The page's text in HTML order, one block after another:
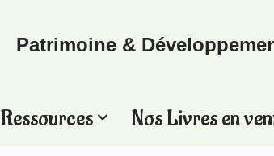
Patrimoine &
Ressources Nos Livres en